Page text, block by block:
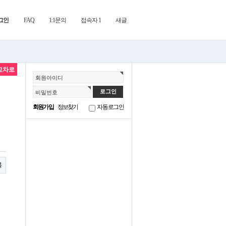
인 FAQ 1:1문의 접속자 1 새글
회원아이디
비밀번호
회원가입 정보찾기 자동로그인
차로